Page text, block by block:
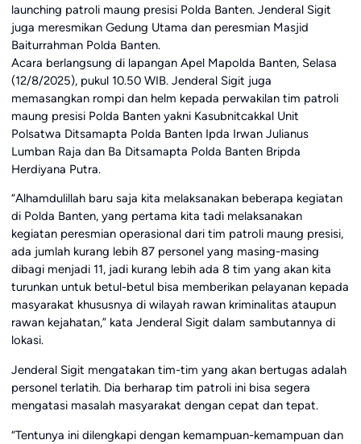
launching patroli maung presisi Polda Banten. Jenderal Sigit
juga meresmikan Gedung Utama dan peresmian Masjid
Baiturrahman Polda Banten.
Acara berlangsung di lapangan Apel Mapolda Banten, Selasa
(12/8/2025), pukul 10.50 WIB. Jenderal Sigit juga
memasangkan rompi dan helm kepada perwakilan tim patroli
maung presisi Polda Banten yakni Kasubnitcakkal Unit
Polsatwa Ditsamapta Polda Banten Ipda Irwan Julianus
Lumban Raja dan Ba Ditsamapta Polda Banten Bripda
Herdiyana Putra.
“Alhamdulillah baru saja kita melaksanakan beberapa kegiatan
di Polda Banten, yang pertama kita tadi melaksanakan
kegiatan peresmian operasional dari tim patroli maung presisi,
ada jumlah kurang lebih 87 personel yang masing-masing
dibagi menjadi 11, jadi kurang lebih ada 8 tim yang akan kita
turunkan untuk betul-betul bisa memberikan pelayanan kepada
masyarakat khususnya di wilayah rawan kriminalitas ataupun
rawan kejahatan,” kata Jenderal Sigit dalam sambutannya di
lokasi.
Jenderal Sigit mengatakan tim-tim yang akan bertugas adalah
personel terlatih. Dia berharap tim patroli ini bisa segera
mengatasi masalah masyarakat dengan cepat dan tepat.
“Tentunya ini dilengkapi dengan kemampuan-kemampuan dan